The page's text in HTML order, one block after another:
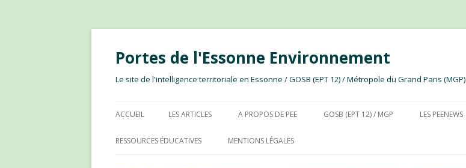
Portes de l'Essonne Environnement
Le site de l'intelligence territoriale en Essonne / GOSB (EPT 12) / Métropole du Grand Paris (MGP)
ACCUEIL LES ARTICLES A PROPOS DE PEE GOSB (EPT 12) / MGP LES PEENEWS
RESSOURCES ÉDUCATIVES MENTIONS LÉGALES